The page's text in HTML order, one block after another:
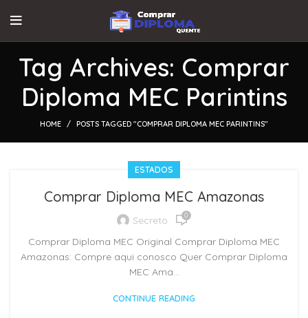
Tag Archives: Comprar
Diploma MEC Parintins
HOME POSTS TAGGED "COMPRAR DIPLOMA MEC PARINTINS"
ESTADOS
Comprar Diploma MEC Amazonas
Secreto 0
Comprar Diploma MEC Original Comprar Diploma MEC
Amazonas: Compre aqui conosco Quer Comprar Diploma
MEC Ama...
CONTINUE READING